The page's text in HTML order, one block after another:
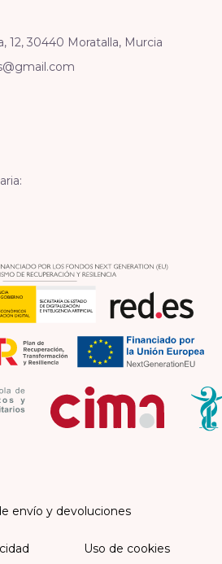
12, 30440 Moratalla, Murcia
envío y devoluciones
Uso de cookies